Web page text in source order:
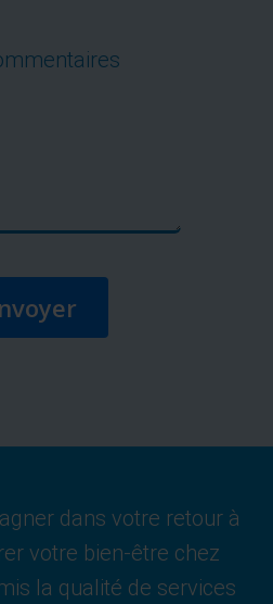
dans votre retour à
votre bien-être chez
la qualité de services